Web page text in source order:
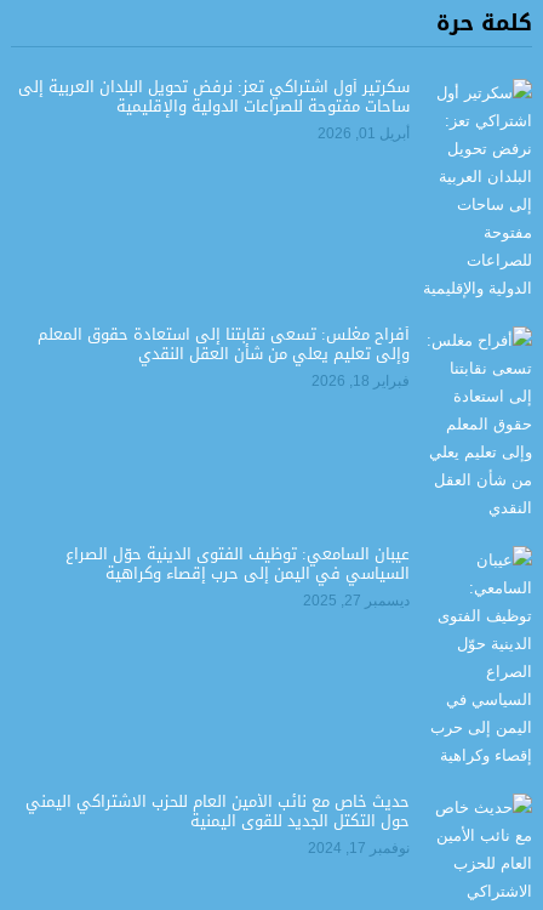
كلمة حرة
سكرتير أول اشتراكي تعز: نرفض تحويل البلدان العربية إلى
ساحات مفتوحة للصراعات الدولية والإقليمية
أبريل 01, 2026
أفراح مغلس: تسعى نقابتنا إلى استعادة حقوق المعلم
وإلى تعليم يعلي من شأن العقل النقدي
فبراير 18, 2026
عيبان السامعي: توظيف الفتوى الدينية حوّل الصراع
السياسي في اليمن إلى حرب إقصاء وكراهية
ديسمبر 27, 2025
حديث خاص مع نائب الأمين العام للحزب الاشتراكي اليمني
حول التكتل الجديد للقوى اليمنية
نوفمبر 17, 2024